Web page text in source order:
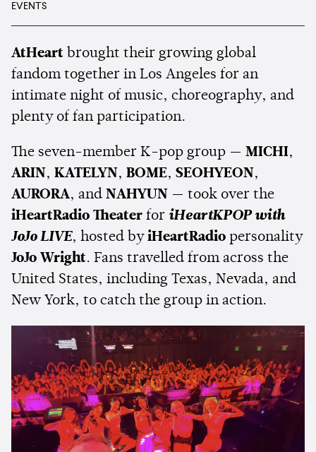
EVENTS
AtHeart brought their growing global
fandom together in Los Angeles for an
intimate night of music, choreography, and
plenty of fan participation.
The seven-member K-pop group — MICHI,
ARIN, KATELYN, BOME, SEOHYEON,
AURORA, and NAHYUN — took over the
iHeartRadio Theater for iHeartKPOP with
JoJo LIVE, hosted by iHeartRadio personality
JoJo Wright. Fans travelled from across the
United States, including Texas, Nevada, and
New York, to catch the group in action.